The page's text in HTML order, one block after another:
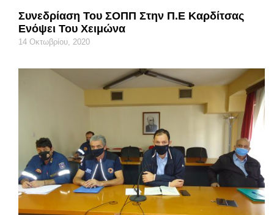
Συνεδρίαση Του ΣΟΠΠ Στην Π.Ε Καρδίτσας
Ενόψει Του Χειμώνα
14 Οκτωβρίου, 2020